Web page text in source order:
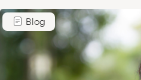
Blog